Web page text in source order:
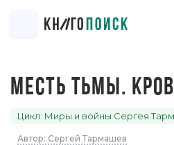
МЕСТЬ ТЬМЫ.
Цикл: Миры и войны Сергея
Автор: Сергей Тармашев